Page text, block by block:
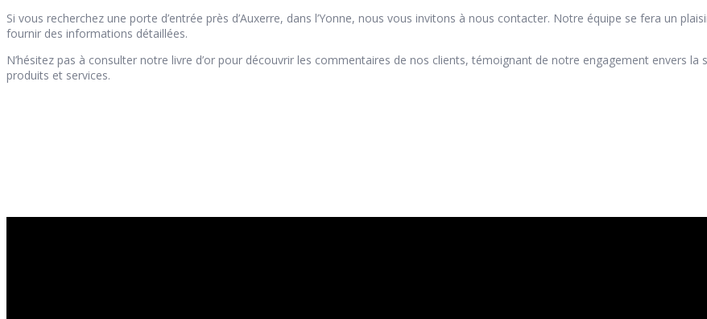
Si vous recherchez une porte d’entrée près d’Auxerre, dans l’Yonne, nous vous invitons à nous contacter. Notre équipe se fera un
fournir des informations détaillées.
N’hésitez pas à consulter notre livre d’or pour découvrir les commentaires de nos clients, témoignant de notre engagement envers
produits et services.